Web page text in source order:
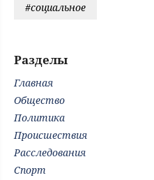
#социальное
Разделы
Главная
Общество
Политика
Происшествия
Расследования
Спорт